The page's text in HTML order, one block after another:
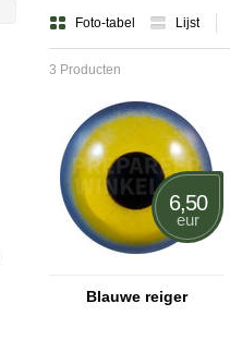
Foto-tabel Lijst
3 Producten
6,50
eur
Blauwe reiger